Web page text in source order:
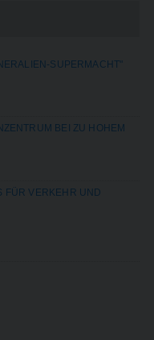
SUPERMACHT"
BEI ZU HOHEM
FÜR VERKEHR UND